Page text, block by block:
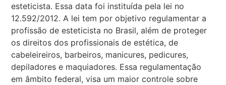
esteticista. Essa data foi instituída pela lei no
12.592/2012. A lei tem por objetivo regulamentar a
profissão de esteticista no Brasil, além de proteger
os direitos dos profissionais de estética, de
cabeleireiros, barbeiros, manicures, pedicures,
depiladores e maquiadores. Essa regulamentação
em âmbito federal, visa um maior controle sobre